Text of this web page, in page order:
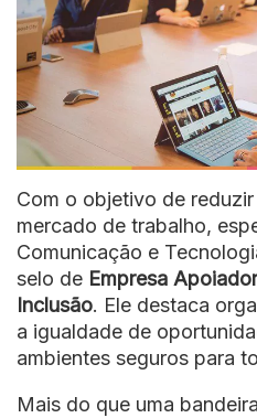
Com o objetivo de
mercado de trabalho,
Comunicação e
selo de Empresa
Inclusão. Ele destaca
a igualdade de
ambientes seguros para
Mais do que uma